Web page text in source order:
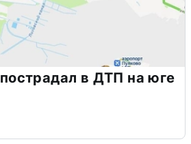
в ДТП на юге